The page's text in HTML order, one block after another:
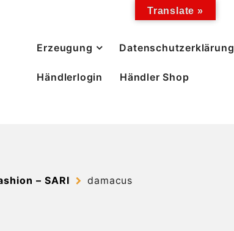
Erzeugung Datenschutzerklärung
Händlerlogin Händler Shop
– SARI damacus
Translate »